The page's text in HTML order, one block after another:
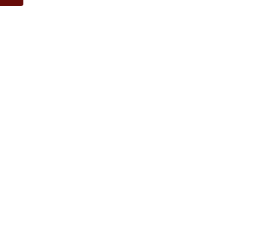
пішки. Вже на території спочатку намагалися